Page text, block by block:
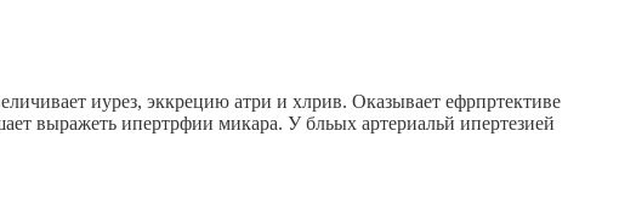
иурез, эккрецию атри и хлрив. Оказывает ефрпртективе
выражеть ипертрфии микара. У бльых артериальй ипертезией